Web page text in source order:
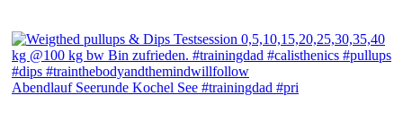
Abendlauf Seerunde Kochel See #trainingdad #pri